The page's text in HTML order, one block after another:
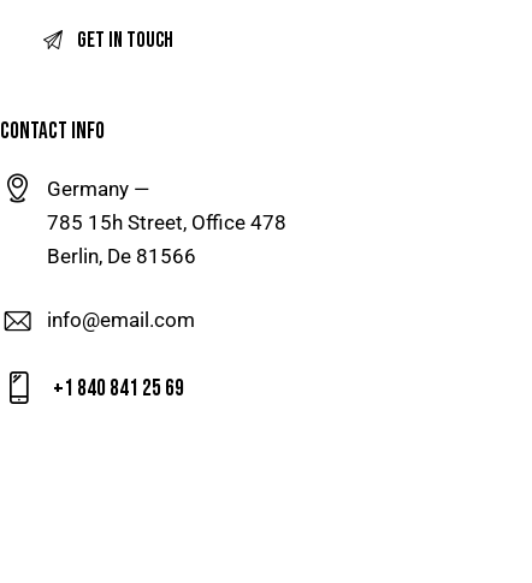
CONTACT INFO
Germany —
785 15h Street, Office 478
Berlin, De 81566
info@email.com
+1 840 841 25 69